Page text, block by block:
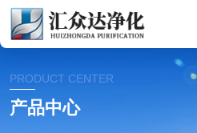
PRODUCT CENTER
产品中心